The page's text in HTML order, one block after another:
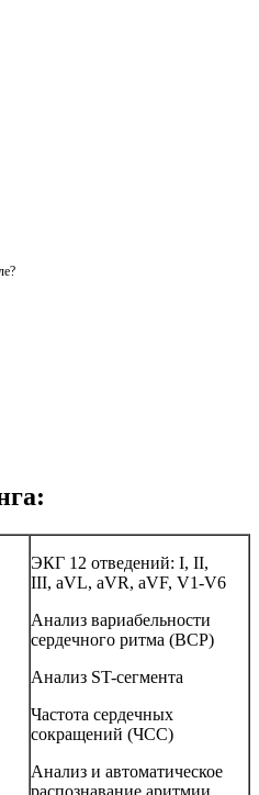
ЭКГ 12 отведений: I, II,
III, aVL, aVR, aVF, V1-V6
Анализ вариабельности
сердечного ритма (ВСР)
Анализ ST-сегмента
Частота сердечных
сокращений (ЧСС)
Анализ и автоматическое
распознавание аритмии